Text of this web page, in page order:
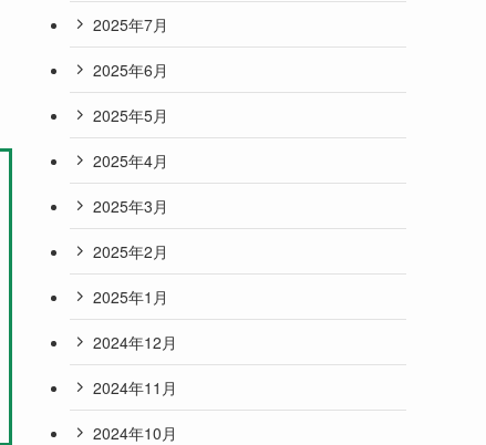
2025年7月
2025年6月
2025年5月
2025年4月
2025年3月
2025年2月
2025年1月
2024年12月
2024年11月
2024年10月